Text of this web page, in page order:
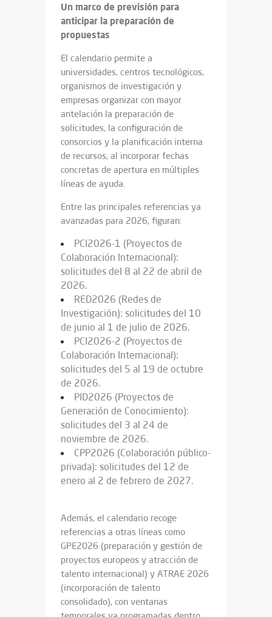
Un marco de previsión para
anticipar la preparación de
propuestas
El calendario permite a
universidades, centros tecnológicos,
organismos de investigación y
empresas organizar con mayor
antelación la preparación de
solicitudes, la configuración de
consorcios y la planificación interna
de recursos, al incorporar fechas
concretas de apertura en múltiples
líneas de ayuda.
Entre las principales referencias ya
avanzadas para 2026, figuran:
PCI2026-1 (Proyectos de
Colaboración Internacional):
solicitudes del 8 al 22 de abril de
2026.
RED2026 (Redes de
Investigación): solicitudes del 10
de junio al 1 de julio de 2026.
PCI2026-2 (Proyectos de
Colaboración Internacional):
solicitudes del 5 al 19 de octubre
de 2026.
PID2026 (Proyectos de
Generación de Conocimiento):
solicitudes del 3 al 24 de
noviembre de 2026.
CPP2026 (Colaboración público-
privada): solicitudes del 12 de
enero al 2 de febrero de 2027.
Además, el calendario recoge
referencias a otras líneas como
GPE2026 (preparación y gestión de
proyectos europeos y atracción de
talento internacional) y ATRAE 2026
(incorporación de talento
consolidado), con ventanas